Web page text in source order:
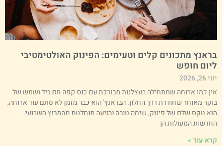
מתכונים קלים וטעימים: הפינוק האולטימטיבי
חופש
26, 2026
כמו ארוחה שמתחילה בעצלנות מבורכת עם כוס קפה חם ביד ושמש של
מאוחר שחודרת דרך החלון. הבראנץ' הוא כבר מזמן לא סתם עוד ארוחה,
טקס שלם של פינוק, שיחה טובה ורגיעה מוחלטת מהמרוץ השבועי.
המעולות הן
עוד »